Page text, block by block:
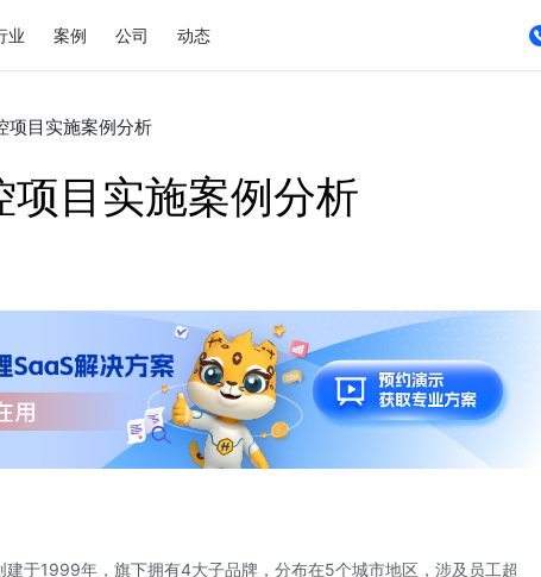
业 案例 公司 动态
项目实施案例分析
目实施案例分析
于1999年，旗下拥有4大子品牌，分布在5个城市地区，涉及员工超